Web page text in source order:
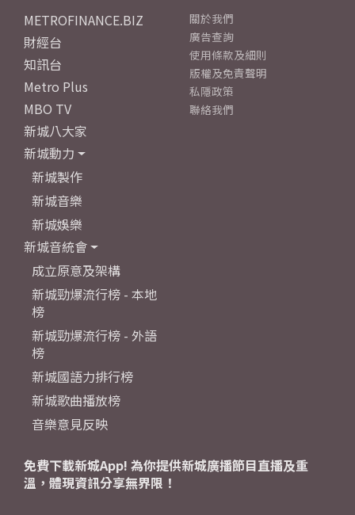
METROFINANCE.BIZ
財經台
知訊台
Metro Plus
MBO TV
新城八大家
新城動力
新城製作
新城音樂
新城娛樂
新城音統會
成立原意及架構
新城勁爆流行榜 - 本地
榜
新城勁爆流行榜 - 外語
榜
新城國語力排行榜
新城歌曲播放榜
音樂意見反映
關於我們
廣告查詢
使用條款及細則
版權及免責聲明
私隱政策
聯絡我們
免費下載新城App! 為你提供新城廣播節目直播及重
溫，體現資訊分享無界限！